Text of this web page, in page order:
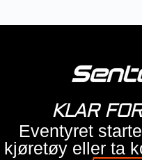
KLAR
Eventyret
kjøretøy eller ta